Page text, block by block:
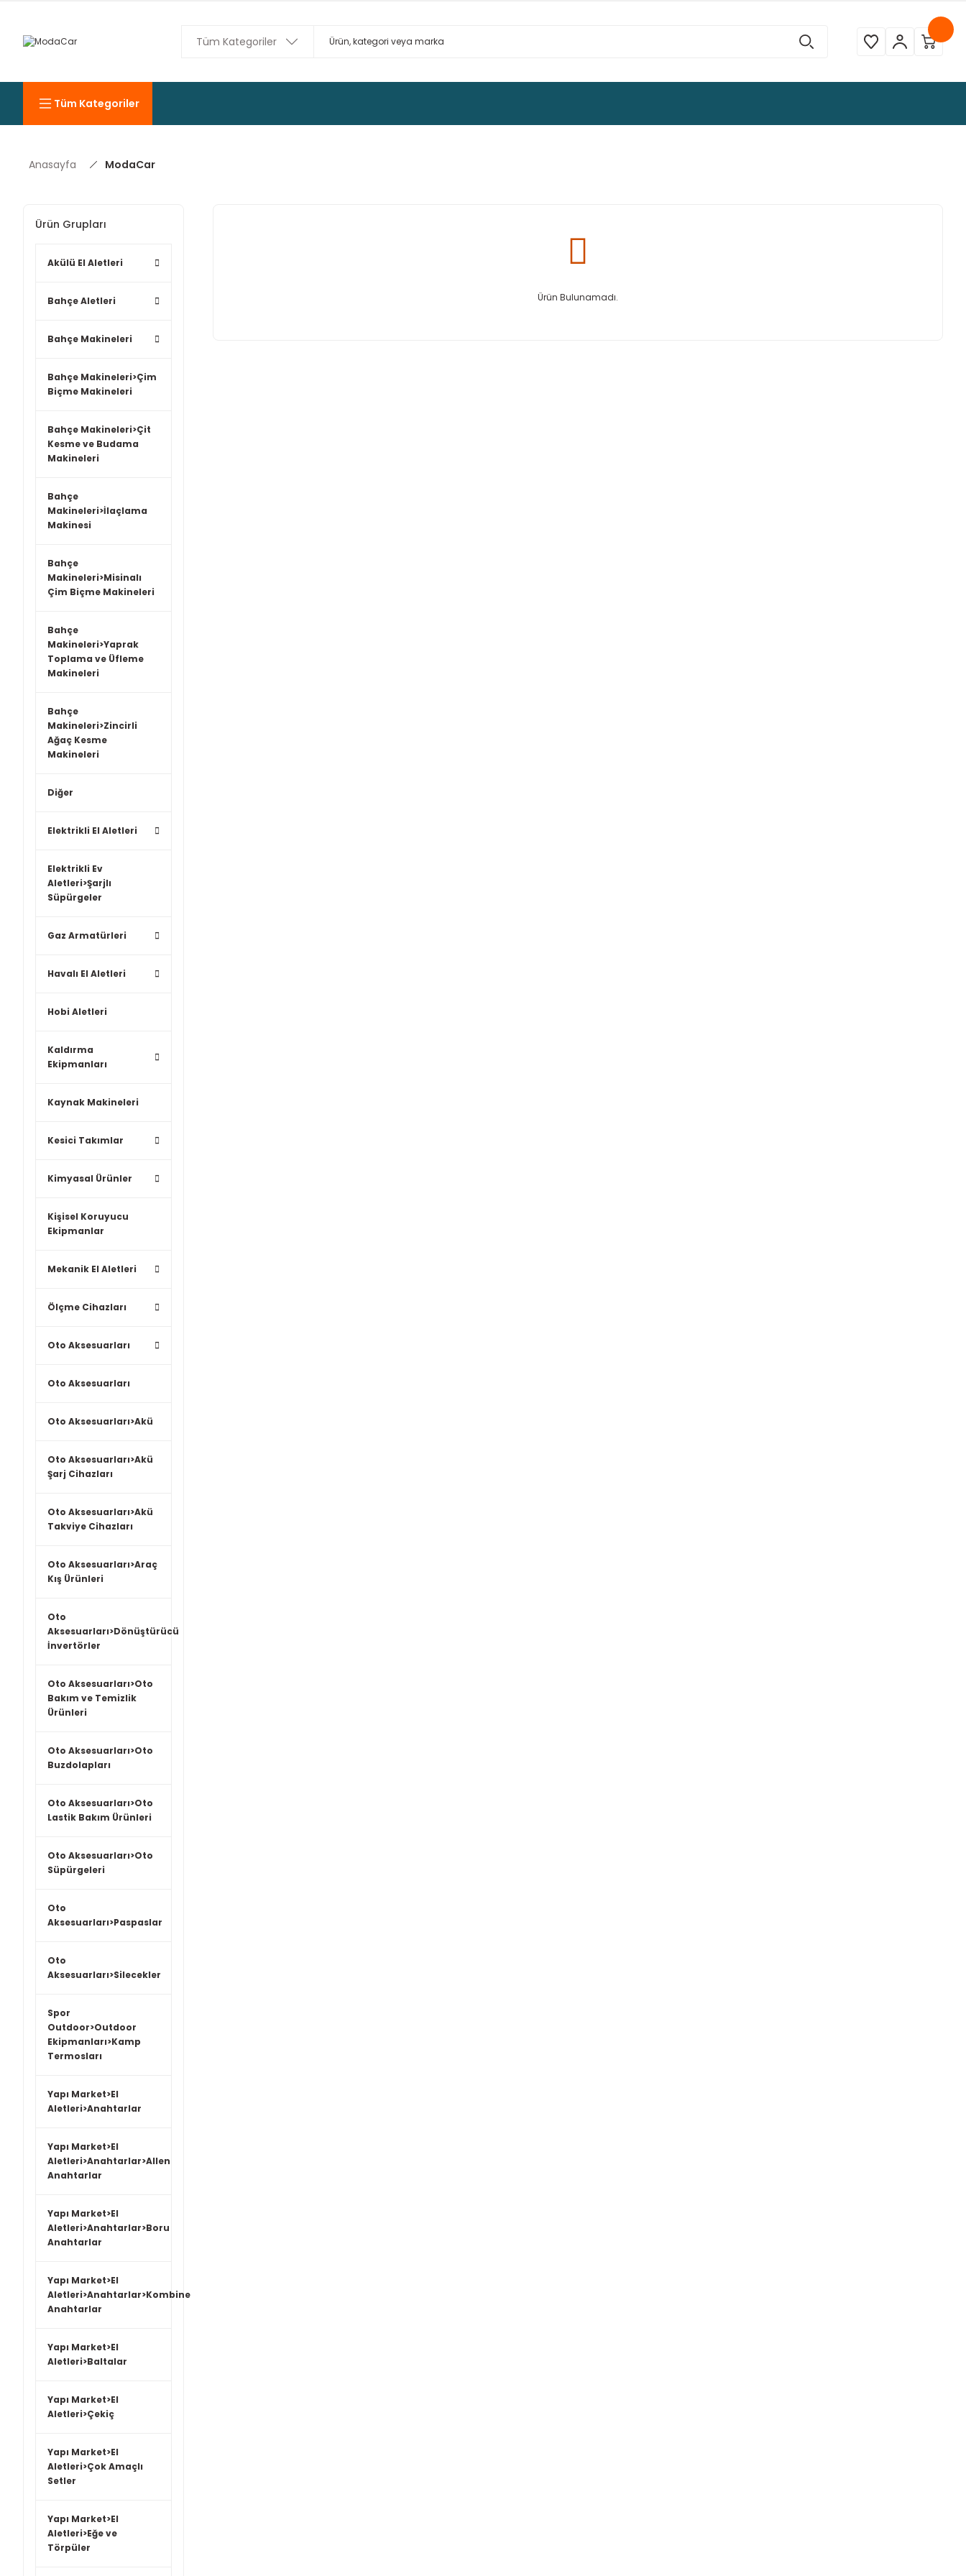
Tüm Kategoriler
Anasayfa ModaCar
Ürün Grupları
Akülü El Aletleri
Bahçe Aletleri
Bahçe Makineleri
Bahçe Makineleri>Çim
Biçme Makineleri
Bahçe Makineleri>Çit
Kesme ve Budama
Makineleri
Bahçe
Makineleri>İlaçlama
Makinesi
Bahçe
Makineleri>Misinalı
Çim Biçme Makineleri
Bahçe
Makineleri>Yaprak
Toplama ve Üfleme
Makineleri
Bahçe
Makineleri>Zincirli
Ağaç Kesme
Makineleri
Diğer
Elektrikli El Aletleri
Elektrikli Ev
Aletleri>Şarjlı
Süpürgeler
Gaz Armatürleri
Havalı El Aletleri
Hobi Aletleri
Kaldırma
Ekipmanları
Kaynak Makineleri
Kesici Takımlar
Kimyasal Ürünler
Kişisel Koruyucu
Ekipmanlar
Mekanik El Aletleri
Ölçme Cihazları
Oto Aksesuarları
Oto Aksesuarları
Oto Aksesuarları>Akü
Oto Aksesuarları>Akü
Şarj Cihazları
Oto Aksesuarları>Akü
Takviye Cihazları
Oto Aksesuarları>Araç
Kış Ürünleri
Oto
Aksesuarları>Dönüştürücü
İnvertörler
Oto Aksesuarları>Oto
Bakım ve Temizlik
Ürünleri
Oto Aksesuarları>Oto
Buzdolapları
Oto Aksesuarları>Oto
Lastik Bakım Ürünleri
Oto Aksesuarları>Oto
Süpürgeleri
Oto
Aksesuarları>Paspaslar
Oto
Aksesuarları>Silecekler
Spor
Outdoor>Outdoor
Ekipmanları>Kamp
Termosları
Yapı Market>El
Aletleri>Anahtarlar
Yapı Market>El
Aletleri>Anahtarlar>Allen
Anahtarlar
Yapı Market>El
Aletleri>Anahtarlar>Boru
Anahtarlar
Yapı Market>El
Aletleri>Anahtarlar>Kombine
Anahtarlar
Yapı Market>El
Aletleri>Baltalar
Yapı Market>El
Aletleri>Çekiç
Yapı Market>El
Aletleri>Çok Amaçlı
Setler
Yapı Market>El
Aletleri>Eğe ve
Törpüler
Ürün Bulunamadı.